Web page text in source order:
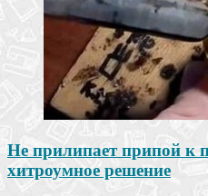
Не прилипает припой к
хитроумное решение